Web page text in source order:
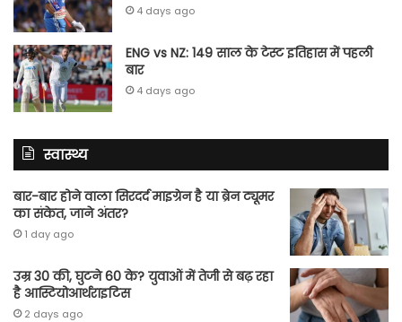
4 days ago
ENG vs NZ: 149 साल के टेस्‍ट इतिहास में पहली
बार
4 days ago
स्वास्थ्य
बार-बार होने वाला सिरदर्द माइग्रेन है या ब्रेन ट्यूमर
का संकेत, जाने अंतर?
1 day ago
उम्र 30 की, घुटने 60 के? युवाओं में तेजी से बढ़ रहा
है आस्टियोआर्थराइटिस
2 days ago